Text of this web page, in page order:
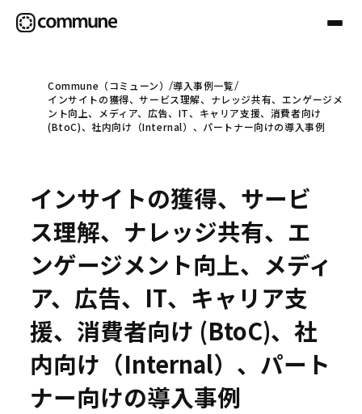
Communeについて
事例
セミナー
お役立ち情報
Commune（コミューン）
導入事例一覧
インサイトの獲得、サービス理解、ナレッジ共有、エンゲージメ
ント向上、メディア、広告、IT、キャリア支援、消費者向け
(BtoC)、社内向け（Internal）、パートナー向けの導入事例
インサイトの獲得、サービ
ス理解、ナレッジ共有、エ
ンゲージメント向上、メディ
ア、広告、IT、キャリア支
援、消費者向け (BtoC)、社
内向け（Internal）、パート
ナー向けの導入事例